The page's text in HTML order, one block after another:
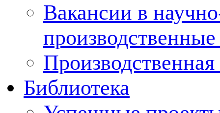
Вакансии в
Производственная
Библиотека